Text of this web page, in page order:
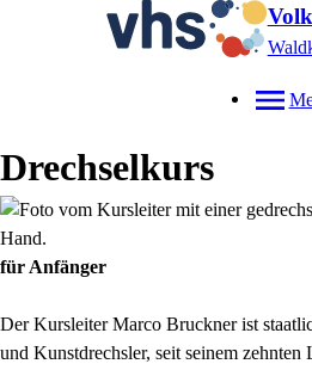
Drechselkurs
für Anfänger
Der Kursleiter Marco Bruckner ist
und Kunstdrechsler, seit seinem zehnten